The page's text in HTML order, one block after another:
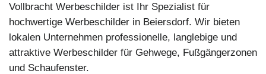
Vollbracht Werbeschilder ist Ihr Spezialist für
hochwertige Werbeschilder in Beiersdorf. Wir bieten
lokalen Unternehmen professionelle, langlebige und
attraktive Werbeschilder für Gehwege, Fußgängerzonen
und Schaufenster.